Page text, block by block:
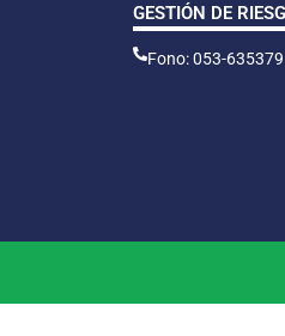
GESTIÓN DE
Fono: 053-635379